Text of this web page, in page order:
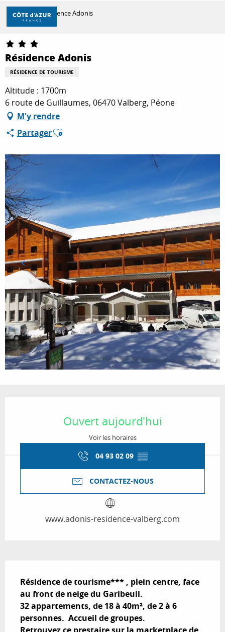
Aller
contenu
principal
DÉCOUVRIR
À FAIRE
SÉJOURNER
Accueil Résidence Adonis
Résidence Adonis
RÉSIDENCE DE TOURISME
Altitude : 1700m
6 route de Guillaumes, 06470 Valberg, Péone
M'y rendre
PartagerAjouter aux favoris
Ouvert aujourd'hui
Voir les horaires
04 93 02 09 ▒▒
CONTACTEZ-NOUS
www.adonis-residence-valberg.com
Résidence de tourisme*** , plein centre, face
au front de neige du Garibeuil.
32 appartements, de 18 à 40m², de 2 à 6
personnes.  Accueil de groupes.